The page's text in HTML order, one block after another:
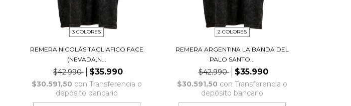
3 COLORES
REMERA NICOLÁS TAGLIAFICO FACE
(NEVADA,N...
$42.990 $35.990
$30.591,50 con Transferencia o
depósito bancario
2 COLORES
REMERA ARGENTINA LA BANDA DEL
PALO SANTO...
$42.990 $35.990
$30.591,50 con Transferencia o
depósito bancario